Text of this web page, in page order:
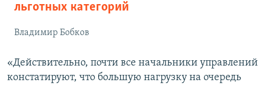
льготных категорий
Владимир Бобков
«Действительно, почти все начальники управлений
констатируют, что большую нагрузку на очередь